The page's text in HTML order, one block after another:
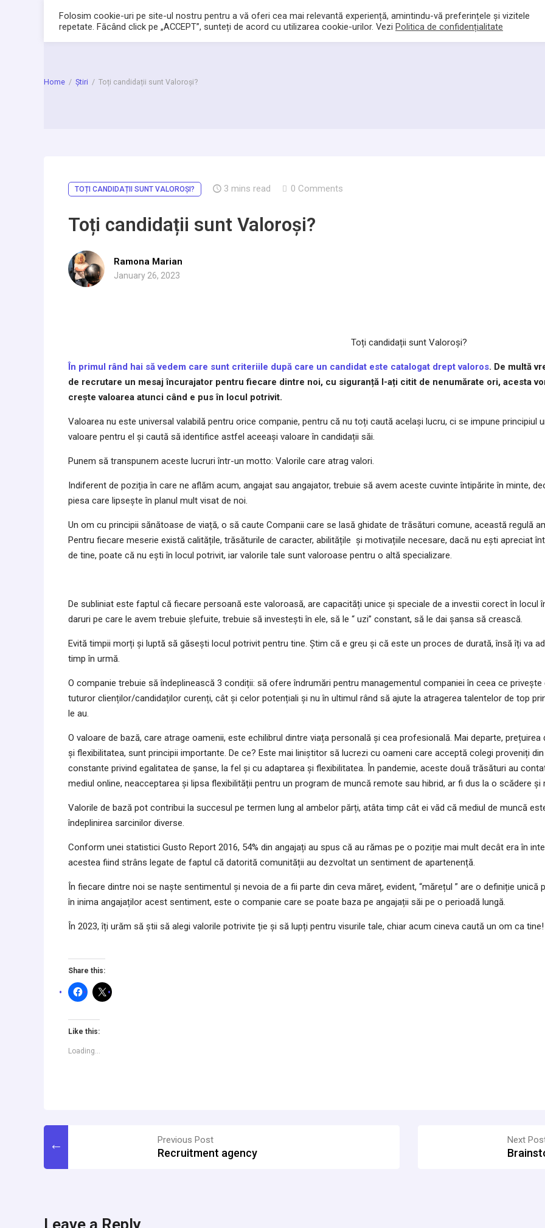
Bacltd
Locuri de munca Locuri De Muncă Activitatea Noastră Știri Media Contact
Home / Știri / Toți candidații sunt Valoroși?
TOȚI CANDIDAȚII SUNT VALOROȘI? 3 mins read 0 Comments
Toți candidații sunt Valoroși?
Ramona Marian
January 26, 2023
Toți candidații sunt Valoroși?
În primul rând hai să vedem care sunt criteriile după care un candidat este catalogat drept valoros. De multă
de recrutare un mesaj încurajator pentru fiecare dintre noi, cu siguranță l-ați citit de nenumărate ori, acesta
crește valoarea atunci când e pus în locul potrivit.
Valoarea nu este universal valabilă pentru orice companie, pentru că nu toți caută același lucru, ci se impune principiul
valoare pentru el și caută să identifice astfel aceeași valoare în candidații săi.
Punem să transpunem aceste lucruri într-un motto: Valorile care atrag valori.
Indiferent de poziția în care ne aflăm acum, angajat sau angajator, trebuie să avem aceste cuvinte întipărite în minte,
piesa care lipsește în planul mult visat de noi.
Un om cu principii sănătoase de viață, o să caute Companii care se lasă ghidate de trăsături comune, această regulă
Pentru fiecare meserie există calitățile, trăsăturile de caracter, abilitățile și motivațiile necesare, dacă nu ești apreciat
de tine, poate că nu ești în locul potrivit, iar valorile tale sunt valoroase pentru o altă specializare.
De subliniat este faptul că fiecare persoană este valoroasă, are capacități unice și speciale de a investii corect în
daruri pe care le avem trebuie șlefuite, trebuie să investești în ele, să le “ uzi” constant, să le dai șansa să crească.
Evită timpii morți și luptă să găsești locul potrivit pentru tine. Știm că e greu și că este un proces de durată, însă îți va
timp în urmă.
O companie trebuie să îndeplinească 3 condiții: să ofere îndrumări pentru managementul companiei în ceea ce
tuturor clienților/candidaților curenți, cât și celor potențiali și nu în ultimul rând să ajute la atragerea talentelor de top
le au.
O valoare de bază, care atrage oamenii, este echilibrul dintre viața personală și cea profesională. Mai departe,
și flexibilitatea, sunt principii importante. De ce? Este mai liniștitor să lucrezi cu oameni care acceptă colegi proveniți
constante privind egalitatea de șanse, la fel și cu adaptarea și flexibilitatea. În pandemie, aceste două trăsături au
mediul online, neacceptarea și lipsa flexibilității pentru un program de muncă remote sau hibrid, ar fi dus la o scădere și
Valorile de bază pot contribui la succesul pe termen lung al ambelor părți, atâta timp cât ei văd că mediul de muncă
îndeplinirea sarcinilor diverse.
Conform unei statistici Gusto Report 2016, 54% din angajați au spus că au rămas pe o poziție mai mult decât era în
acestea fiind strâns legate de faptul că datorită comunității au dezvoltat un sentiment de apartenență.
În fiecare dintre noi se naște sentimentul și nevoia de a fii parte din ceva măreț, evident, “mărețul ” are o definiție
în inima angajaților acest sentiment, este o companie care se poate baza pe angajații săi pe o perioadă lungă.
În 2023, îți urăm să știi să alegi valorile potrivite ție și să lupți pentru visurile tale, chiar acum cineva caută un om ca tine!
Share this:
Like this:
Loading...
Previous Post
Recruitment agency
Next
Folosim cookie-uri pe site-ul nostru pentru a vă oferi cea mai relevantă experiență, amintindu-vă preferințele și vizitele
repetate. Făcând click pe „ACCEPT”, sunteți de acord cu utilizarea cookie-urilor. Vezi Politica de confidențialitate